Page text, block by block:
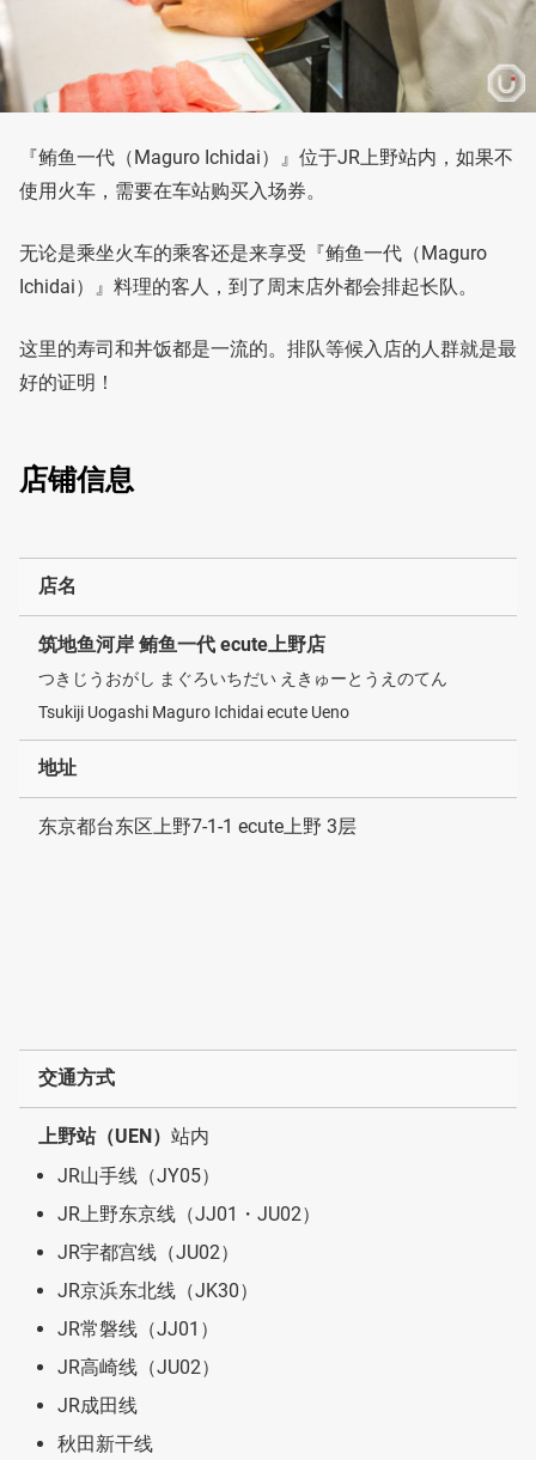
『鲔鱼一代（Maguro Ichidai）』位于JR上野站内，如果不
使用火车，需要在车站购买入场券。
无论是乘坐火车的乘客还是来享受『鲔鱼一代（Maguro
Ichidai）』料理的客人，到了周末店外都会排起长队。
这里的寿司和丼饭都是一流的。排队等候入店的人群就是最
好的证明！
店铺信息
店名
筑地鱼河岸 鲔鱼一代 ecute上野店
つきじうおがし まぐろいちだい えきゅーとうえのてん
Tsukiji Uogashi Maguro Ichidai ecute Ueno
地址
东京都台东区上野7-1-1 ecute上野 3层
交通方式
上野站（UEN） 站内
JR山手线（JY05）
JR上野东京线（JJ01・JU02）
JR宇都宫线（JU02）
JR京浜东北线（JK30）
JR常磐线（JJ01）
JR高崎线（JU02）
JR成田线
秋田新干线